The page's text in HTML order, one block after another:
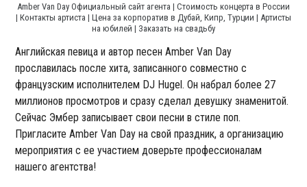
Amber Van Day Официальный сайт агента | Стоимость концерта в России
| Контакты артиста | Цена за корпоратив в Дубай, Кипр, Турции | Артисты
на юбилей | Заказать на свадьбу
Английская певица и автор песен Amber Van Day
прославилась после хита, записанного совместно с
французским исполнителем DJ Hugel. Он набрал более 27
миллионов просмотров и сразу сделал девушку знаменитой.
Сейчас Эмбер записывает свои песни в стиле поп.
Пригласите Amber Van Day на свой праздник, а организацию
мероприятия с ее участием доверьте профессионалам
нашего агентства!